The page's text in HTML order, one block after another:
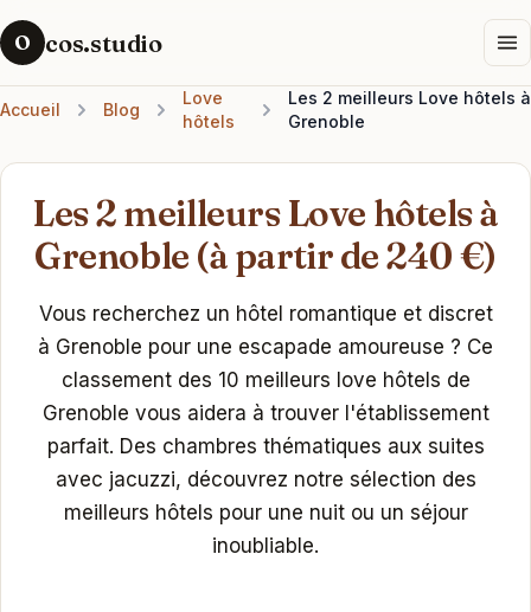
O cos.studio
Accueil Blog
Love
hôtels
Les 2 meilleurs Love hôtels à
Grenoble
Les 2 meilleurs Love hôtels à
Grenoble (à partir de 240 €)
Vous recherchez un hôtel romantique et discret
à Grenoble pour une escapade amoureuse ? Ce
classement des 10 meilleurs love hôtels de
Grenoble vous aidera à trouver l'établissement
parfait. Des chambres thématiques aux suites
avec jacuzzi, découvrez notre sélection des
meilleurs hôtels pour une nuit ou un séjour
inoubliable.